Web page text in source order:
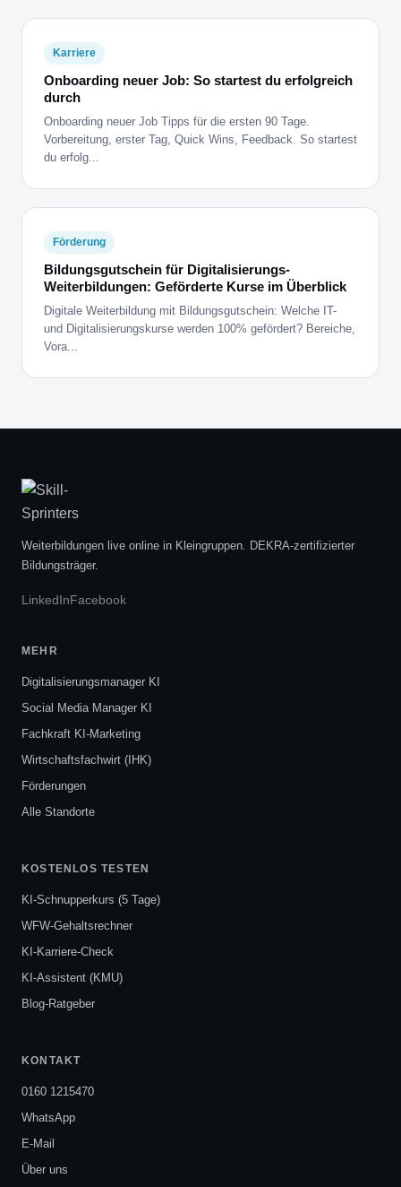
Karriere
Onboarding neuer Job: So startest du erfolgreich
durch
Onboarding neuer Job Tipps für die ersten 90 Tage.
Vorbereitung, erster Tag, Quick Wins, Feedback. So startest
du erfolg...
Förderung
Bildungsgutschein für Digitalisierungs-
Weiterbildungen: Geförderte Kurse im Überblick
Digitale Weiterbildung mit Bildungsgutschein: Welche IT-
und Digitalisierungskurse werden 100% gefördert? Bereiche,
Vora...
Weiterbildungen live online in Kleingruppen. DEKRA-zertifizierter
Bildungsträger.
LinkedInFacebook
MEHR
Digitalisierungsmanager KI
Social Media Manager KI
Fachkraft KI-Marketing
Wirtschaftsfachwirt (IHK)
Förderungen
Alle Standorte
KOSTENLOS TESTEN
KI-Schnupperkurs (5 Tage)
WFW-Gehaltsrechner
KI-Karriere-Check
KI-Assistent (KMU)
Blog-Ratgeber
KONTAKT
0160 1215470
WhatsApp
E-Mail
Über uns